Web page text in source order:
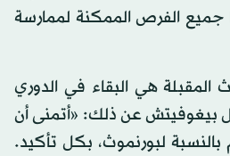
جميع الفرص الممكنة لممارسة
هي البقاء في الدوري
بيغوفيتش عن ذلك: «أتمنى أن
بالنسبة لبورنموث، بكل تأكيد.